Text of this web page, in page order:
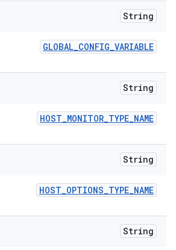
String
GLOBAL_CONFIG_VARIABLE
String
HOST_MONITOR_TYPE_NAME
String
HOST_OPTIONS_TYPE_NAME
String